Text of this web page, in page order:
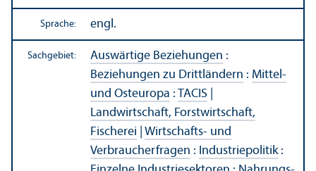
Sprache: engl.
Sachgebiet: Auswärtige Beziehungen :
Beziehungen zu Drittländern : Mittel-
und Osteuropa : TACIS
Landwirtschaft, Forstwirtschaft,
Fischerei
Wirtschafts- und
Verbraucherfragen : Industriepolitik: